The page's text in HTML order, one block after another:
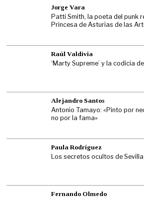
Jorge Vara
Patti Smith, la poeta del punk
Princesa de Asturias de las
Raúl Valdivia
‘Marty Supreme’ y la codicia
Alejandro Santos
Antonio Tamayo: «Pinto por
no por la fama»
Paula Rodríguez
Los secretos ocultos de Sevilla
Fernando Olmedo